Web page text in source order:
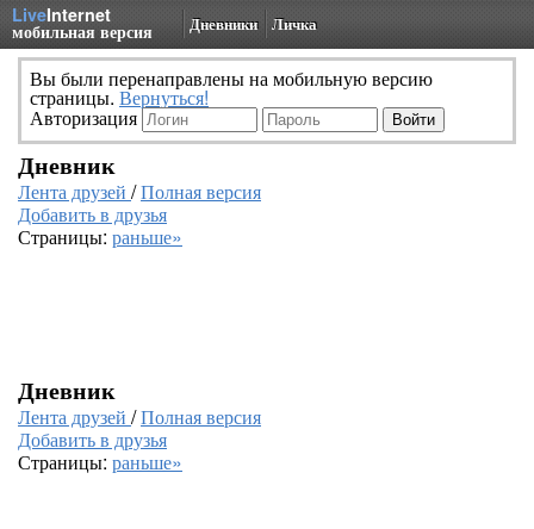
LiveInternet
мобильная версия Дневники Личка
Вы были перенаправлены на мобильную версию
страницы. Вернуться!
Авторизация
Дневник
Лента друзей /Полная версия
Добавить в друзья
Страницы: раньше»
Дневник
Лента друзей /Полная версия
Добавить в друзья
Страницы: раньше»